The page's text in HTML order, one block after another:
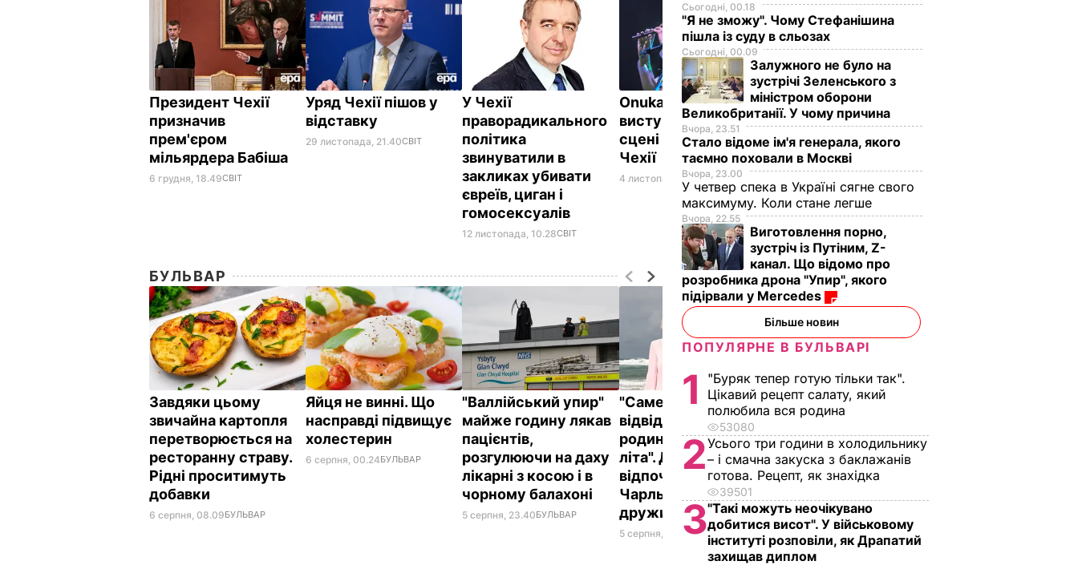
Президент Чехії
призначив
прем'єром
мільярдера Бабіша
6 грудня, 18.49СВІТ
Уряд Чехії пішов у
відставку
29 листопада, 21.40СВІТ
У Чехії
праворадикального
політика
звинуватили в
закликах убивати
євреїв, циган і
гомосексуалів
12 листопада, 10.28СВІТ
Onuka відмовилася
виступати на одній
сцені з росіянами у
Чехії
4 листопада, 01.17КУЛЬТУРА
БУЛЬВАР
Завдяки цьому
звичайна картопля
перетворюється на
ресторанну страву.
Рідні проситимуть
добавки
6 серпня, 08.09БУЛЬВАР
Яйця не винні. Що
насправді підвищує
холестерин
6 серпня, 00.24БУЛЬВАР
"Валлійський упир"
майже годину лякав
пацієнтів,
розгулюючи на даху
лікарні з косою і в
чорному балахоні
5 серпня, 23.40БУЛЬВАР
"Саме там його
відвідують члени
родини протягом
літа". Де
відпочивають
Чарльз III і його
дружина Камілла
5 серпня, 20.33БУЛЬВАР
Названа найкраща
сіль для консервації,
оберіть її – і кришки
на банках не
"позриває"
Сьогодні, 00.18
"Я не зможу". Чому Стефанішина
пішла із суду в сльозах
Сьогодні, 00.09
Залужного не було на
зустрічі Зеленського з
міністром оборони
Великобританії. У чому причина
Вчора, 23.51
Стало відоме ім'я генерала, якого
таємно поховали в Москві
Вчора, 23.00
У четвер спека в Україні сягне свого
максимуму. Коли стане легше
Вчора, 22.55
Виготовлення порно,
зустріч із Путіним, Z-
канал. Що відомо про
розробника дрона "Упир", якого
підірвали у Mercedes
Більше новин
ПОПУЛЯРНЕ В БУЛЬВАРІ
1
"Буряк тепер готую тільки так".
Цікавий рецепт салату, який
полюбила вся родина
53080
2Усього три години в холодильнику
– і смачна закуска з баклажанів
готова. Рецепт, як знахідка
39501
3"Такі можуть неочікувано
добитися висот". У військовому
інституті розповіли, як Драпатий
захищав диплом